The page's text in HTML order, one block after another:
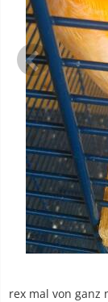
rex mal von ganz